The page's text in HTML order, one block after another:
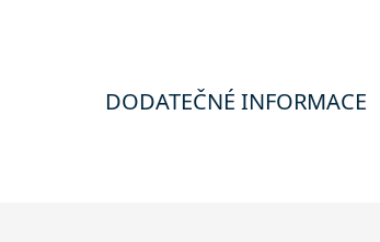
DODATEČNÉ INFORMACE